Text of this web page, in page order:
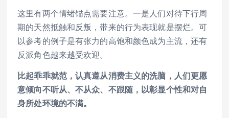
这里有两个情绪锚点需要注意。一是人们对待下行周
期的天然抵触和反叛，带来的行为表现就是摆烂。可
以参考的例子是有张力的高饱和颜色成为主流，还有
反派角色越来越受欢迎。
比起乖乖就范，认真遵从消费主义的洗脑，人们更愿
意倾向不听从、不从众、不跟随，以彰显个性和对自
身所处环境的不满。